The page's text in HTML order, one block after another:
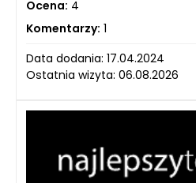
Ocena: 4
Komentarzy: 1
Data dodania: 17.04.2024
Ostatnia wizyta: 06.08.2026